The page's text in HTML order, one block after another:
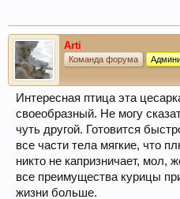
Arti
Команда форума
Интересная птица эта
своеобразный. Не могу
чуть другой. Готовится
все части тела мягкие, что
никто не капризничает, мол,
все преимущества курицы
жизни больше.